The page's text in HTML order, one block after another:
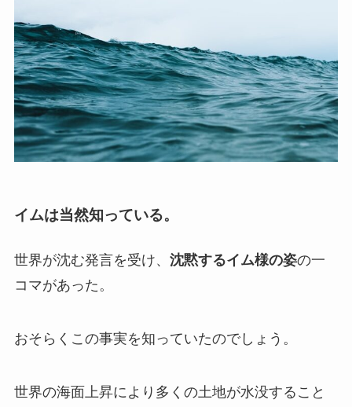
イムは当然知っている。
世界が沈む発言を受け、 沈黙するイム様の姿の一
コマがあった。
おそらくこの事実を知っていたのでしょう。
世界の海面上昇により多くの土地が水没すること